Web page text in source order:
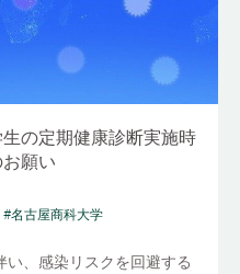
生の定期健康診断実施時
願い
#名古屋商科大学
い、感染リスクを回避する